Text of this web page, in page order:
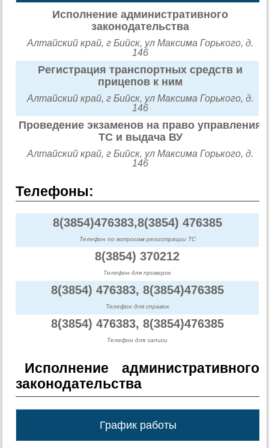
Исполнение административного
законодательства
Алтайский край, г Бийск, ул Максима Горького, д.
146
Регистрация транспортных средств и
прицепов к ним
Алтайский край, г Бийск, ул Максима Горького, д.
146
Проведение экзаменов на право управления
ТС и выдача ВУ
Алтайский край, г Бийск, ул Максима Горького, д.
146
Телефоны:
8(3854)476383,8(3854) 476385
Телефон по вопросам регистрации ТС
8(3854) 370212
Телефон для проверок
8(3854) 476383, 8(3854)476385
Телефон для справок
8(3854) 476383, 8(3854)476385
Телефон для записи
Исполнение административного
законодательства
График работы